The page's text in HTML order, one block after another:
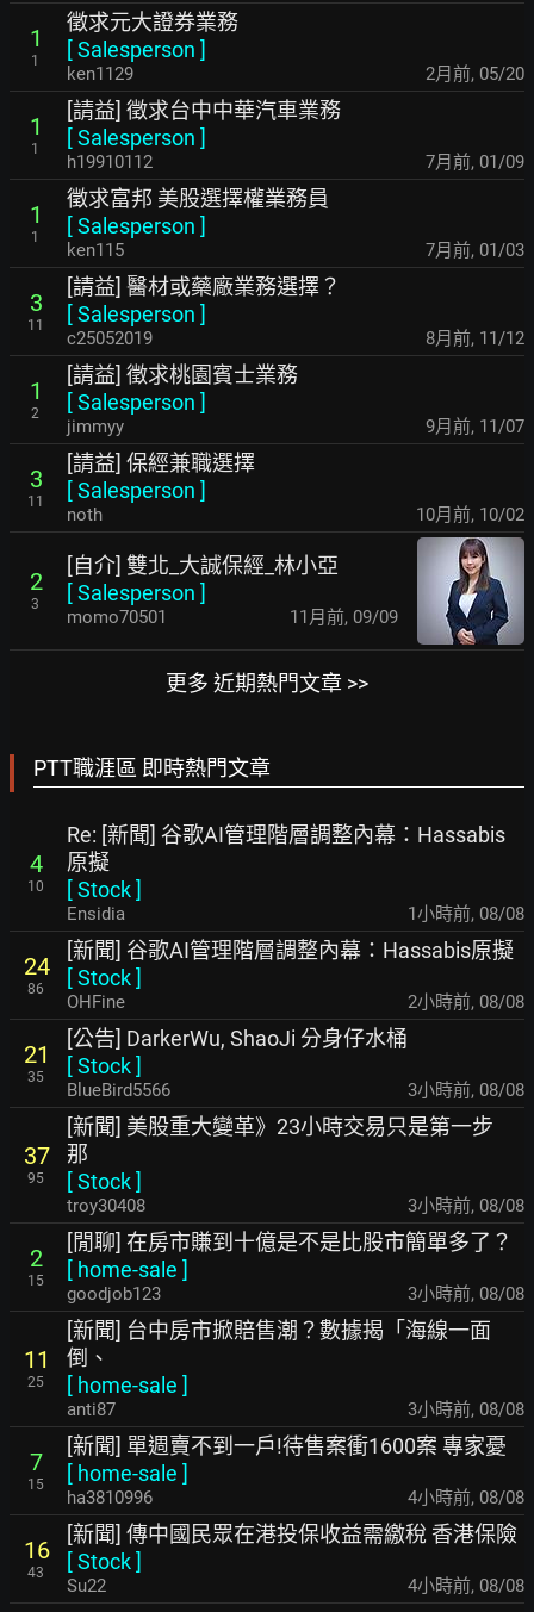
1
1
徵求元大證券業務
[Salesperson ]
ken1129 2月前, 05/20
1
1
[請益] 徵求台中中華汽車業務
[Salesperson ]
h19910112 7月前, 01/09
1
1
徵求富邦 美股選擇權業務員
[Salesperson ]
ken115 7月前, 01/03
3
11
[請益] 醫材或藥廠業務選擇？
[Salesperson ]
c25052019 8月前, 11/12
1
2
[請益] 徵求桃園賓士業務
[Salesperson ]
jimmyy 9月前, 11/07
3
11
[請益] 保經兼職選擇
[Salesperson ]
noth 10月前, 10/02
2
3
[自介] 雙北_大誠保經_林小亞
[Salesperson ]
momo70501 11月前, 09/09
更多 近期熱門文章 >>
PTT職涯區 即時熱門文章
4
10
Re: [新聞] 谷歌AI管理階層調整內幕：Hassabis
原擬
[Stock]
Ensidia 1小時前, 08/08
24
86
[新聞] 谷歌AI管理階層調整內幕：Hassabis原擬
[Stock]
OHFine 2小時前, 08/08
21
35
[公告] DarkerWu, ShaoJi 分身仔水桶
[Stock]
BlueBird5566 3小時前, 08/08
37
95
[新聞] 美股重大變革》23小時交易只是第一步
那
[Stock]
troy30408 3小時前, 08/08
2
15
[閒聊] 在房市賺到十億是不是比股市簡單多了？
[ home-sale ]
goodjob123 3小時前, 08/08
11
25
[新聞] 台中房市掀賠售潮？數據揭「海線一面
倒、
[ home-sale ]
anti87 3小時前, 08/08
7
15
[新聞] 單週賣不到一戶!待售案衝1600案 專家憂
[ home-sale ]
ha3810996 4小時前, 08/08
16
43
[新聞] 傳中國民眾在港投保收益需繳稅 香港保險
[Stock]
Su22 4小時前, 08/08